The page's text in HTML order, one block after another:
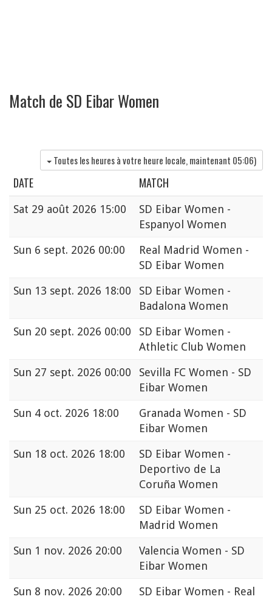
Match de SD Eibar Women
Toutes les heures à votre heure locale, maintenant 05:06)
DATE MATCH
Sat 29 août 2026 15:00
SD Eibar Women -
Espanyol Women
Sun 6 sept. 2026 00:00
Real Madrid Women -
SD Eibar Women
Sun 13 sept. 2026 18:00
SD Eibar Women -
Badalona Women
Sun 20 sept. 2026 00:00
SD Eibar Women -
Athletic Club Women
Sun 27 sept. 2026 00:00
Sevilla FC Women - SD
Eibar Women
Sun 4 oct. 2026 18:00
Granada Women - SD
Eibar Women
Sun 18 oct. 2026 18:00
SD Eibar Women -
Deportivo de La
Coruña Women
Sun 25 oct. 2026 18:00
SD Eibar Women -
Madrid Women
Sun 1 nov. 2026 20:00
Valencia Women - SD
Eibar Women
Sun 8 nov. 2026 20:00
SD Eibar Women - Real